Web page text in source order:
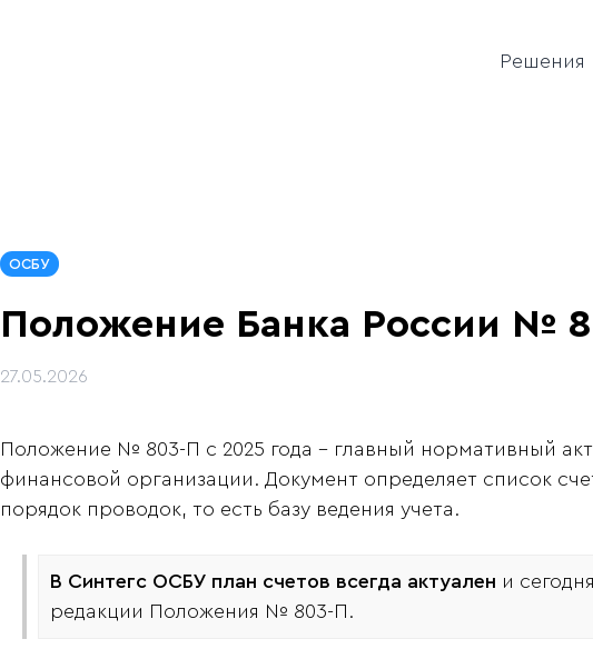
Решения
ОСБУ
Положение Банка России №
27.05.2026
Положение № 803-П с 2025 года - главный нормативный акт
финансовой организации. Документ определяет список
порядок проводок, то есть базу ведения учета.
В Синтегс ОСБУ план счетов всегда актуален и
редакции Положения № 803-П.